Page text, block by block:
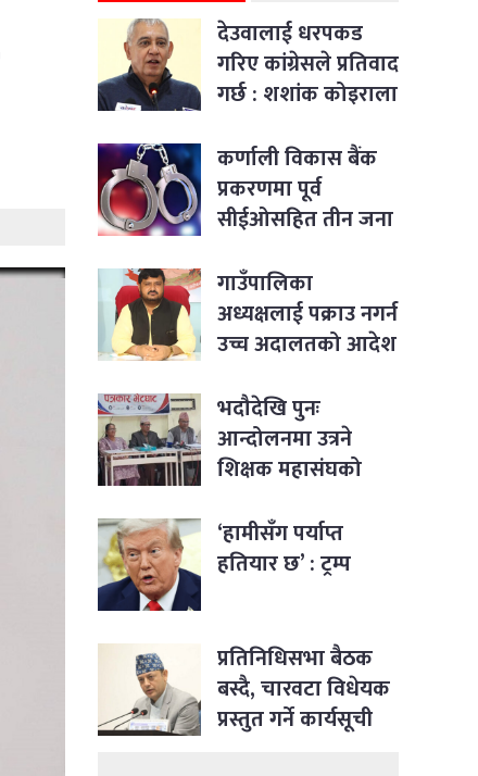
देउवालाई धरपकड
गरिए कांग्रेसले प्रतिवाद
गर्छ : शशांक कोइराला
कर्णाली विकास बैंक
प्रकरणमा पूर्व
सीईओसहित तीन जना
गाउँपालिका
अध्यक्षलाई पक्राउ नगर्न
उच्च अदालतको आदेश
भदौदेखि पुनः
आन्दोलनमा उत्रने
शिक्षक महासंघको
‘हामीसँग पर्याप्त
हतियार छ’ : ट्रम्प
प्रतिनिधिसभा बैठक
बस्दै, चारवटा विधेयक
प्रस्तुत गर्ने कार्यसूची